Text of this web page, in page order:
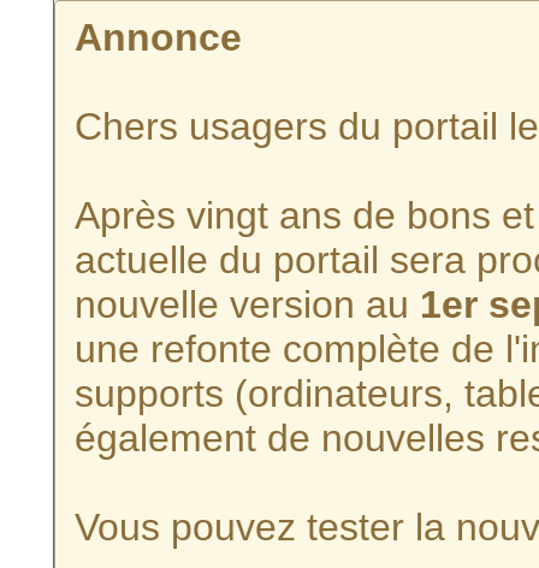
Annonce
Chers usagers du portail
Après vingt ans de bons
actuelle du portail sera
nouvelle version au 1er
une refonte complète de
supports (ordinateurs,
également de nouvelles
Vous pouvez tester la